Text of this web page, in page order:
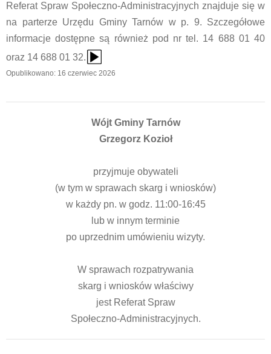
Referat Spraw Społeczno-Administracyjnych znajduje się w
na parterze Urzędu Gminy Tarnów w p. 9. Szczegółowe
informacje dostępne są również pod nr tel. 14 688 01 40
oraz 14 688 01 32.
{Play}
Opublikowano: 16 czerwiec 2026
Wójt Gminy Tarnów
Grzegorz Kozioł
przyjmuje obywateli
(w tym w sprawach skarg i wniosków)
w każdy pn. w godz. 11:00-16:45
lub w innym terminie
po uprzednim umówieniu wizyty.
W sprawach rozpatrywania
skarg i wniosków właściwy
jest Referat Spraw
Społeczno-Administracyjnych.